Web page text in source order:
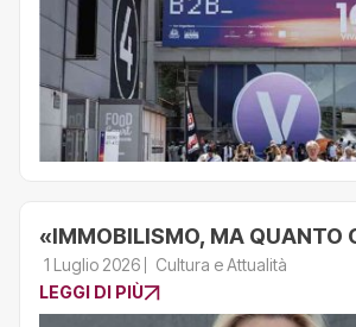
«IMMOBILISMO, MA QUANTO
1 Luglio 2026
Cultura e Attualità
LEGGI DI PIÙ